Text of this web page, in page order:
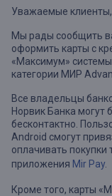
Уважаемые клиенты,
Мы рады сообщить
оформить карты с
«Максимум»
категории МИР
Все владельцы
Норвик Банка могут
бесконтактно.
Android смогут
оплачивать
приложения Mir Pay.
Кроме того, карты